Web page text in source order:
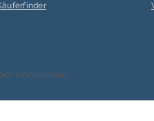
Immobilien